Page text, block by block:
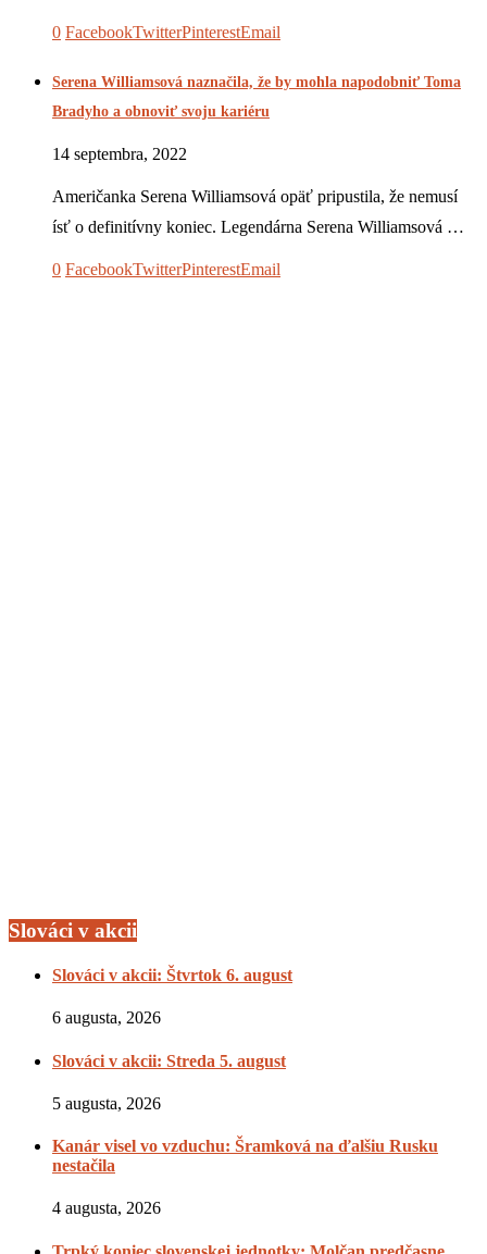
0 FacebookTwitterPinterestEmail
Serena Williamsová naznačila, že by mohla napodobniť Toma
Bradyho a obnoviť svoju kariéru
14 septembra, 2022
Američanka Serena Williamsová opäť pripustila, že nemusí
ísť o definitívny koniec. Legendárna Serena Williamsová …
0 FacebookTwitterPinterestEmail
Slováci v akcii
Slováci v akcii: Štvrtok 6. august
6 augusta, 2026
Slováci v akcii: Streda 5. august
5 augusta, 2026
Kanár visel vo vzduchu: Šramková na ďalšiu Rusku
nestačila
4 augusta, 2026